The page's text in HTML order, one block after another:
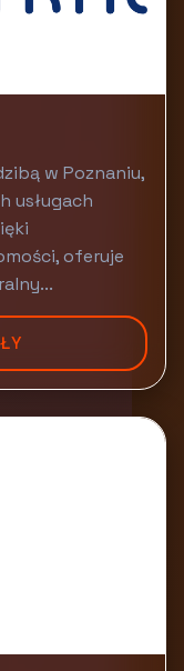
w Poznaniu,
usługach
oferuje